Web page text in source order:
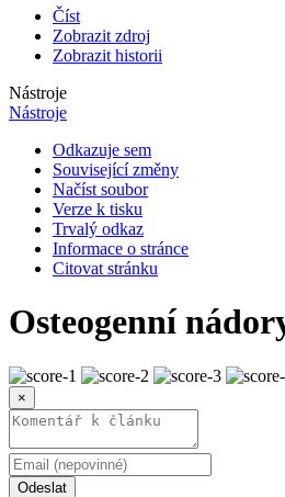
Číst
Zobrazit zdroj
Zobrazit historii
Nástroje
Nástroje
Odkazuje sem
Související změny
Načíst soubor
Verze k tisku
Trvalý odkaz
Informace o stránce
Citovat stránku
Osteogenní
×
Odeslat